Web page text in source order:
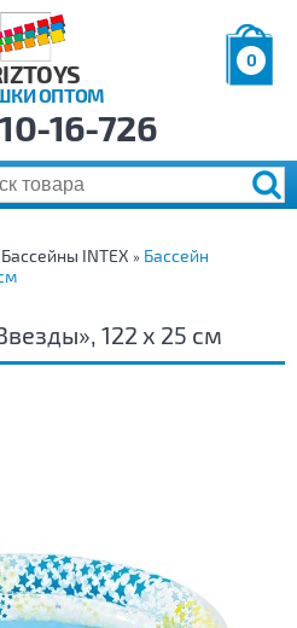
ОПТОМ
0
р.
10-16-726
Бассейны INTEX » Бассейн
122 х 25 см